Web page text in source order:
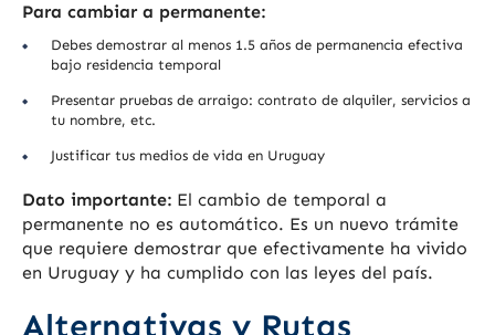
Para cambiar a permanente:
Debes demostrar al menos 1.5 años de permanencia efectiva
bajo residencia temporal
Presentar pruebas de arraigo: contrato de alquiler, servicios a
tu nombre, etc.
Justificar tus medios de vida en Uruguay
Dato importante: El cambio de temporal a
permanente no es automático. Es un nuevo trámite
que requiere demostrar que efectivamente ha vivido
en Uruguay y ha cumplido con las leyes del país.
Alternativas y Rutas